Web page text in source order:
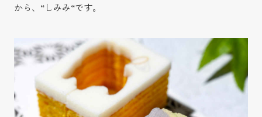
から、“しみみ“です。